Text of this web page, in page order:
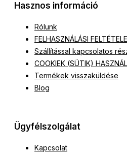
Hasznos információ
Rólunk
FELHASZNÁLÁSI
Szállítással kapcsolatos
COOKIEK (SÜTIK)
Termékek visszaküldése
Blog
Ügyfélszolgálat
Kapcsolat